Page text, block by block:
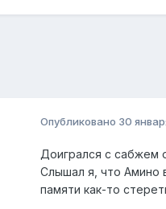
Опубликовано 30
Доигрался с сабжем
Слышал я, что Амино
памяти как-то